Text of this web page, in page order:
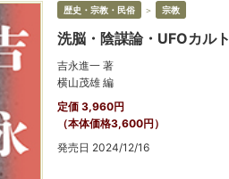
歴史・宗教・民俗 ＞ 宗教
洗脳・陰謀論・UFOカルト
吉永進一 著
横山茂雄 編
定価 3,960円
（本体価格3,600円）
発売日 2024/12/16